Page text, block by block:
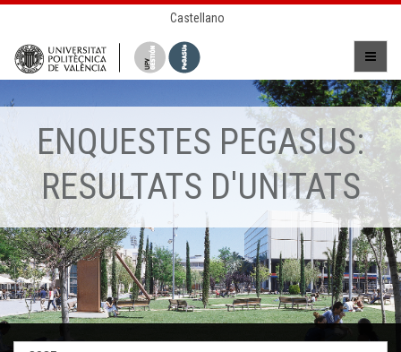
Castellano
ENQUESTES PEGASUS:
RESULTATS D'UNITATS